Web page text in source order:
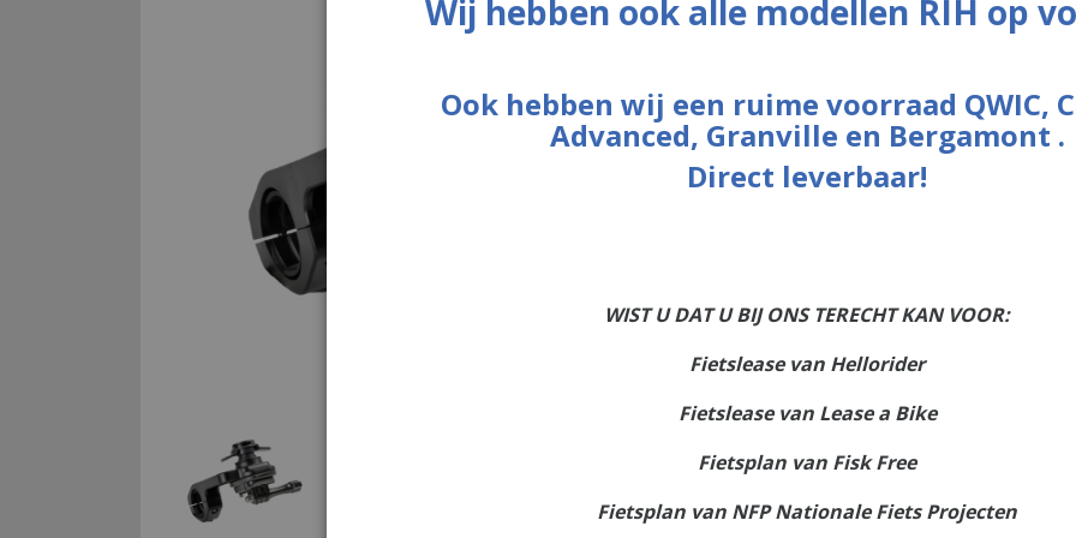
Niet op voorraad
Helaas is dit product niet meer op
wanneer dit product weer
Omschrijving
Staat het gebruik van een action cam
verstelbaar. Produktspecificaties:
mm. Kijkhoek instelbaar door
van de accessoires verticaal en
Wij hebben ook alle modellen RIH op
Ook hebben wij een ruime voorraad QWIC,
Advanced, Granville en Bergamont .
Direct leverbaar!
WIST U DAT U BIJ ONS TERECHT KAN VOOR:
Fietslease van Hellorider
Fietslease van Lease a Bike
Fietsplan van Fisk Free
Fietsplan van NFP Nationale Fiets Projecten